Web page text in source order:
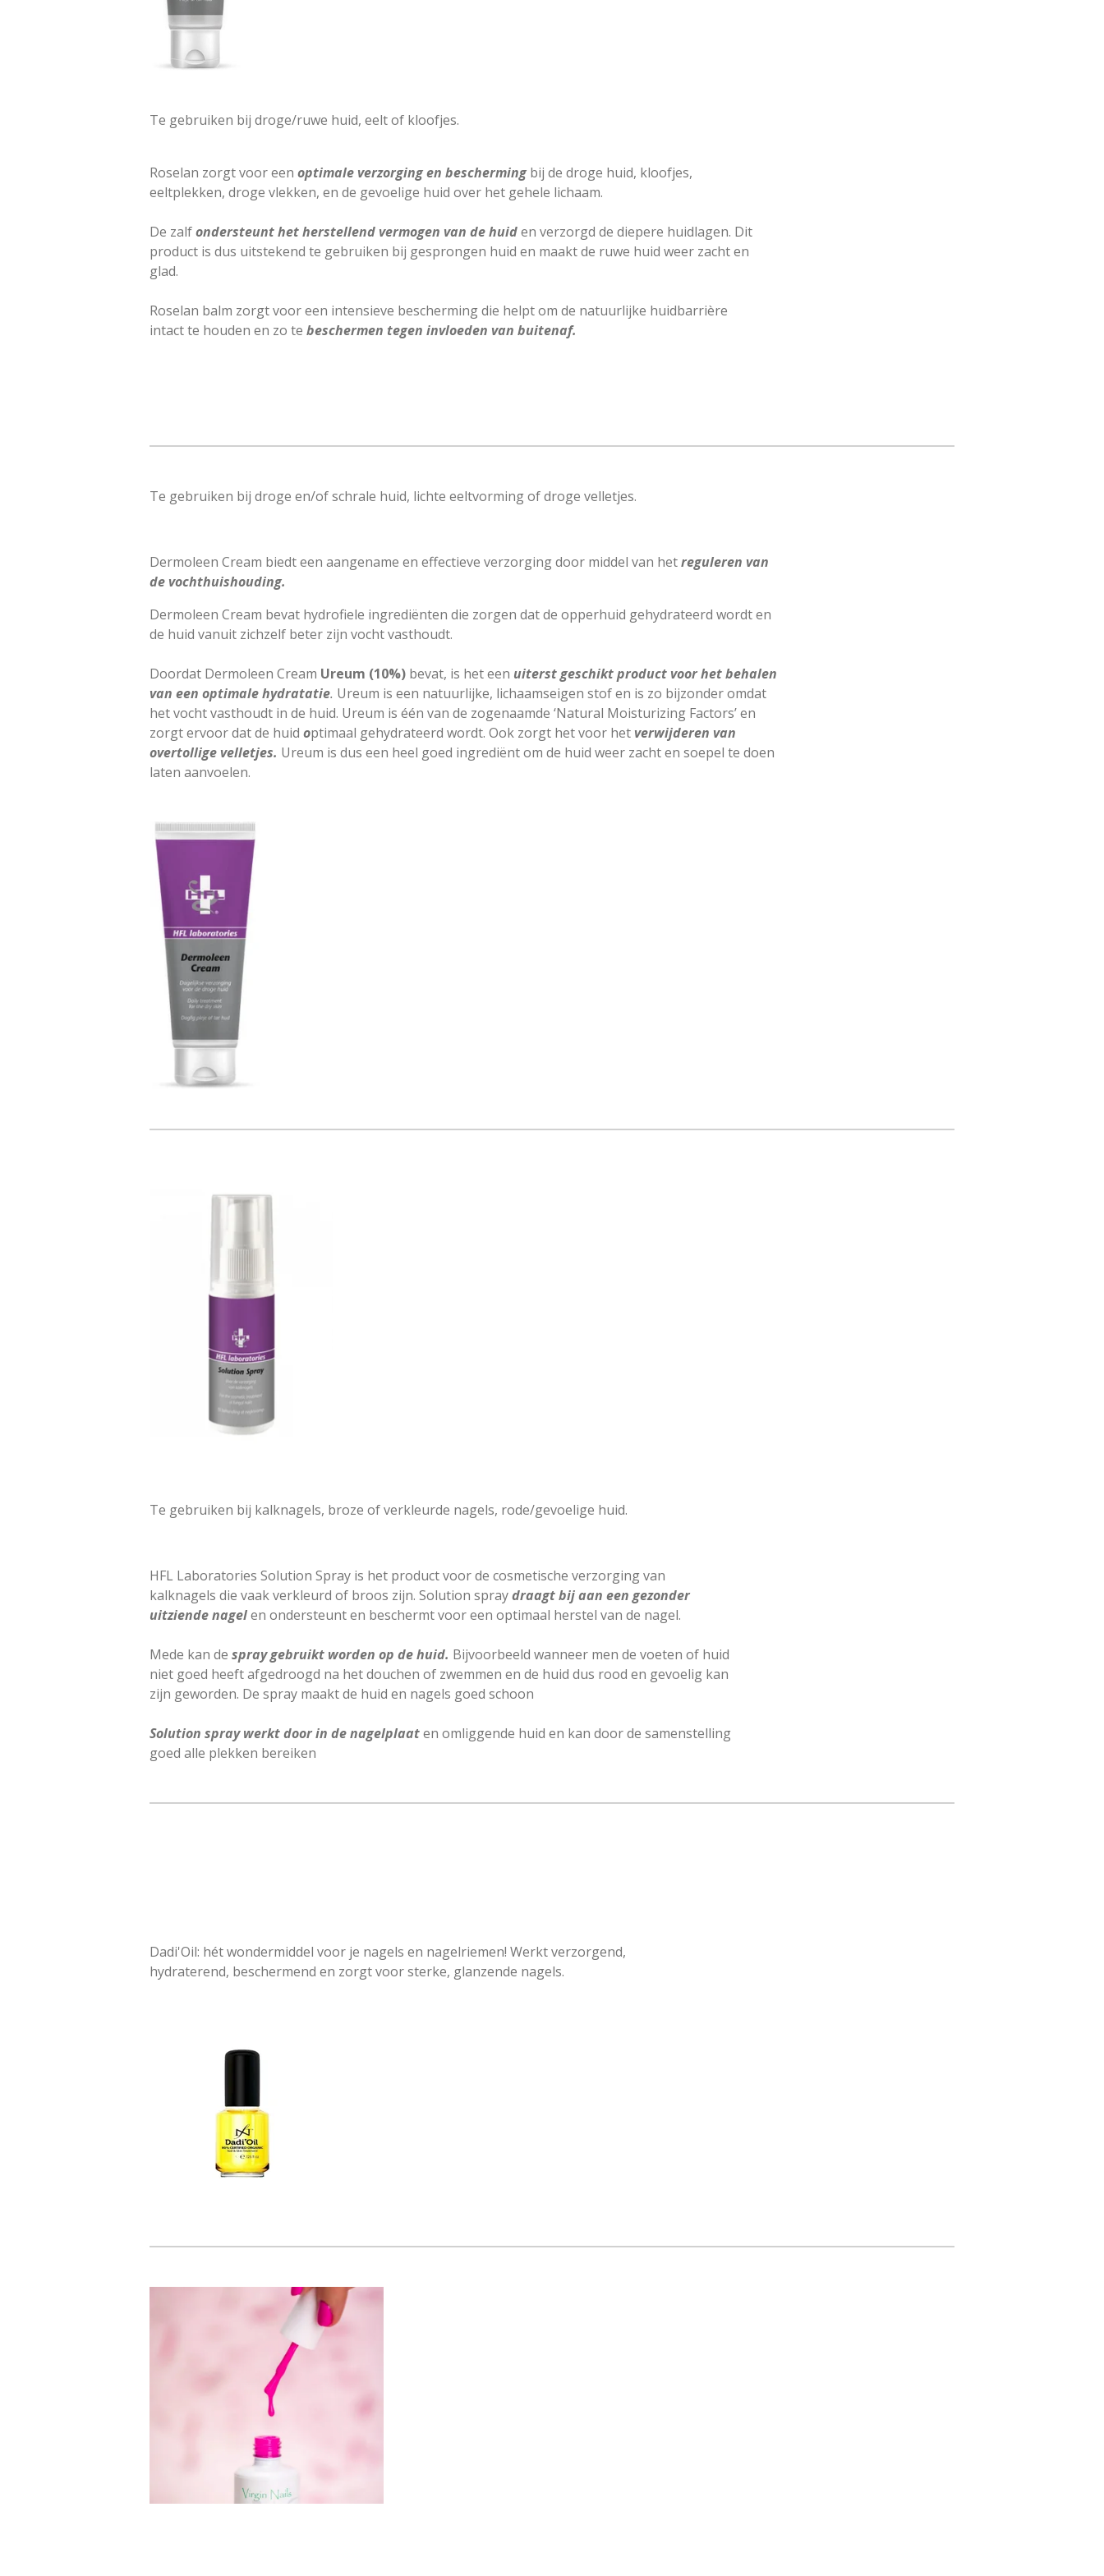
Te gebruiken bij droge/ruwe huid, eelt of kloofjes.
Roselan zorgt voor een optimale verzorging en bescherming bij de droge huid, kloofjes,
eeltplekken, droge vlekken, en de gevoelige huid over het gehele lichaam.
De zalfondersteunt hetherstellend vermogen van de huiden verzorgd de diepere huidlagen. Dit
product is dus uitstekend te gebruiken bij gesprongen huid en maakt de ruwe huid weer zacht en
glad.
Roselan balm zorgt voor een intensieve bescherming die helpt om de natuurlijke huidbarrière
intact te houden en zo te beschermen tegen invloeden van buitenaf.
Te gebruiken bij droge en/of schrale huid, lichte eeltvorming of droge velletjes.
Dermoleen Cream biedt een aangename en effectieve verzorging door middel van hetreguleren van
de vochthuishouding.
Dermoleen Cream bevat hydrofiele ingrediënten die zorgen dat de opperhuid gehydrateerd wordt en
de huid vanuit zichzelf beter zijn vocht vasthoudt.
Doordat Dermoleen Cream Ureum (10%) bevat, is het een uiterst geschikt product voor het behalen
van een optimale hydratatie. Ureum is een natuurlijke, lichaamseigen stof en is zo bijzonder omdat
het vocht vasthoudt in de huid. Ureum is één van de zogenaamde ‘Natural Moisturizing Factors’ en
zorgt ervoor dat de huid optimaal gehydrateerd wordt. Ook zorgt het voor het verwijderen van
overtollige velletjes. Ureum is dus een heel goed ingrediënt om de huid weer zacht en soepel te doen
laten aanvoelen.
Te gebruiken bij kalknagels, broze of verkleurde nagels, rode/gevoelige huid.
HFL Laboratories Solution Spray is het product voor de cosmetische verzorging van
kalknagels die vaak verkleurd of broos zijn. Solution spraydraagt bij aan een gezonder
uitziende nagelen ondersteunt en beschermt voor een optimaal herstel van de nagel.
Mede kan de spray gebruikt worden op de huid. Bijvoorbeeld wanneer men de voeten of huid
niet goed heeft afgedroogd na het douchen of zwemmen en de huid dus rood en gevoelig kan
zijn geworden. De spray maakt de huid en nagels goed schoon
Solution spray werkt door in de nagelplaaten omliggende huid en kan door de samenstelling
goed alle plekken bereiken
Dadi'Oil: hét wondermiddel voor je nagels en nagelriemen! Werkt verzorgend,
hydraterend, beschermend en zorgt voor sterke, glanzende nagels.